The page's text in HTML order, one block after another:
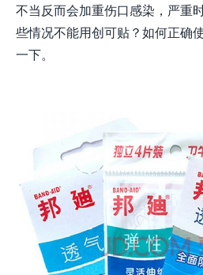
不当反而会加重伤口感染，严重
些情况不能用创可贴？如何正确
一下。